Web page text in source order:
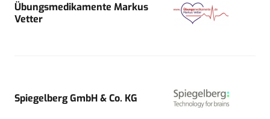
Übungsmedikamente Markus
Vetter
Spiegelberg GmbH & Co. KG